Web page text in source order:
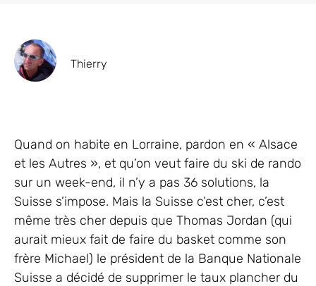
Thierry
Quand on habite en Lorraine, pardon en « Alsace
et les Autres », et qu’on veut faire du ski de rando
sur un week-end, il n’y a pas 36 solutions, la
Suisse s’impose. Mais la Suisse c’est cher, c’est
même très cher depuis que Thomas Jordan (qui
aurait mieux fait de faire du basket comme son
frère Michael) le président de la Banque Nationale
Suisse a décidé de supprimer le taux plancher du